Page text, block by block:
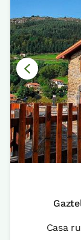
Casa